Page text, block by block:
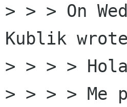
> > > On
Kublik
> > > >
> > > > Me